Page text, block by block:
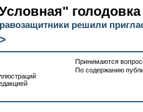
решили
Принимаются
По содержанию